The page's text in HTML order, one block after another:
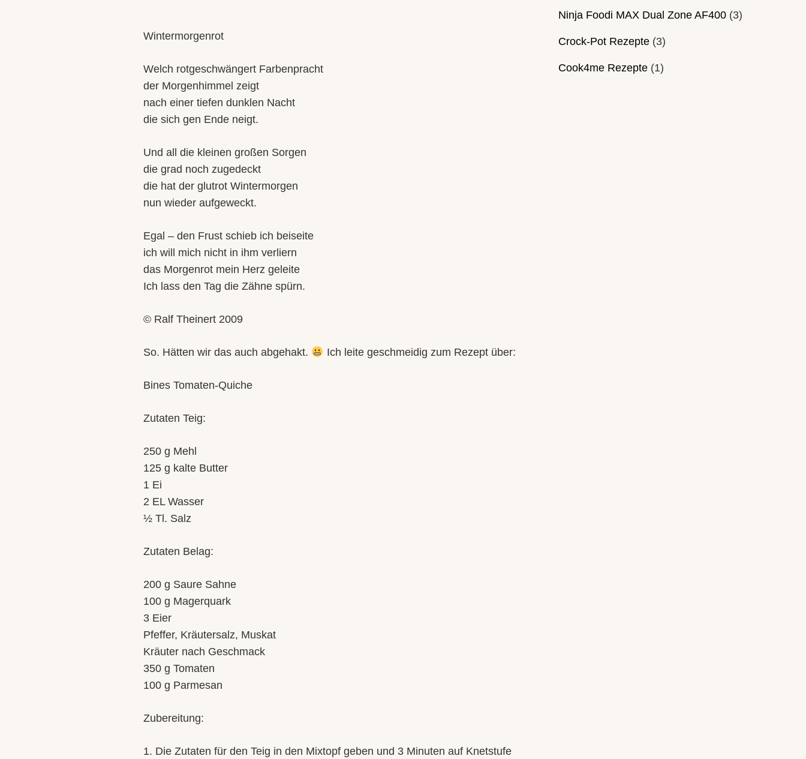
Wintermorgenrot
Welch rotgeschwängert Farbenpracht
der Morgenhimmel zeigt
nach einer tiefen dunklen Nacht
die sich gen Ende neigt.
Und all die kleinen großen Sorgen
die grad noch zugedeckt
die hat der glutrot Wintermorgen
nun wieder aufgeweckt.
Egal – den Frust schieb ich beiseite
ich will mich nicht in ihm verliern
das Morgenrot mein Herz geleite
Ich lass den Tag die Zähne spürn.
© Ralf Theinert 2009
So. Hätten wir das auch abgehakt. Ich leite geschmeidig zum Rezept über:
Bines Tomaten-Quiche
Zutaten Teig:
250 g Mehl
125 g kalte Butter
1 Ei
2 EL Wasser
½ Tl. Salz
Zutaten Belag:
200 g Saure Sahne
100 g Magerquark
3 Eier
Pfeffer, Kräutersalz, Muskat
Kräuter nach Geschmack
350 g Tomaten
100 g Parmesan
Zubereitung:
1. Die Zutaten für den Teig in den Mixtopf geben und 3 Minuten auf Knetstufe
Ninja Foodi MAX Dual Zone AF400(3)
Crock-Pot Rezepte(3)
Cook4me Rezepte(1)